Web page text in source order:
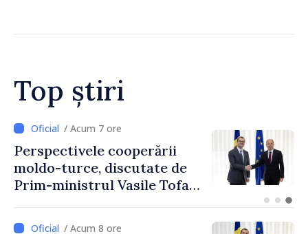
Top știri
/ Acum 5 ore
Forumul Diasporei //
Republica Moldova,
promovată în Elveția prin
exporturi
/ Acum 8 ore